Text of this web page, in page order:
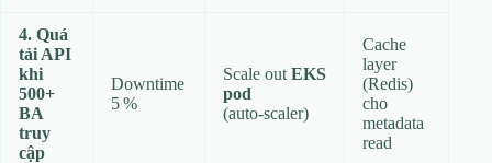
4. Quá
tải API
khi
500+
BA
truy
cập
Downtime
5 %
Scale out EKS
pod
(auto‑scaler)
Cache
layer
(Redis)
cho
metadata
read